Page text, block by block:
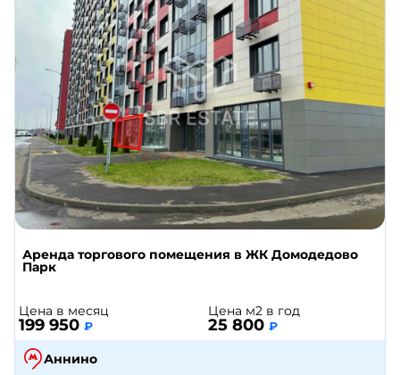
Аренда торгового помещения в ЖК Домодедово
Парк
Цена в месяц
199 950 ₽
Цена м2 в год
25 800 ₽
Аннино